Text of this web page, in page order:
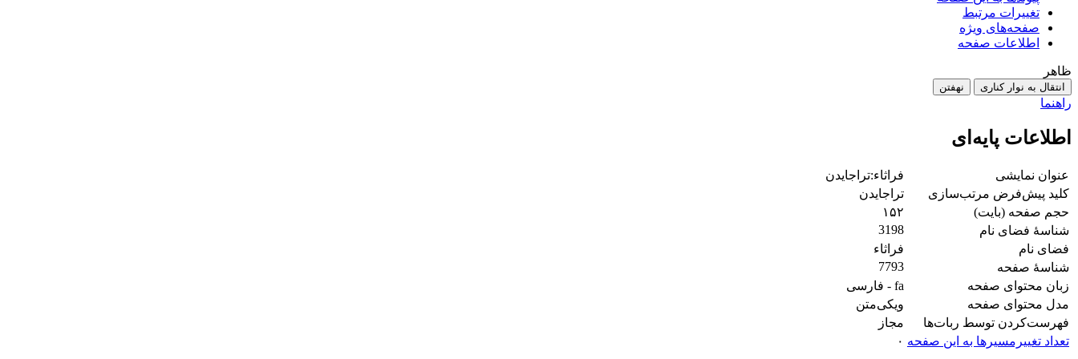
تغییرات مرتبط
صفحه‌های ویژه
اطلاعات صفحه
ظاهر
انتقال به نوار کناری نهفتن
راهنما
اطلاعات پایه‌ای
عنوان نمایشی
فراثاء:تراجایدن
کلید پیش‌فرض مرتب‌سازی
تراجایدن
حجم صفحه (بایت)
۱۵۲
شناسهٔ فضای نام
3198
فضای نام
فراثاء
شناسهٔ صفحه
7793
زبان محتوای صفحه
fa - فارسی
مدل محتوای صفحه
ویکی‌متن
‌فهرست‌کردن توسط ربات‌ها
مجاز
تعداد تغییرمسیرها به این صفحه ۰